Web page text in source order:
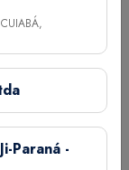
Paraná -